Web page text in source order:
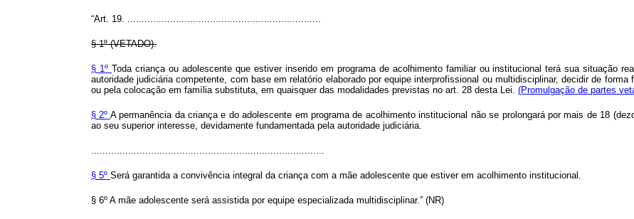
“Art. 19. ....................................................................
§ 1º (VETADO).
§ 1º Toda criança ou adolescente que estiver inserido em programa de acolhimento familiar ou institucional terá sua situação
autoridade judiciária competente, com base em relatório elaborado por equipe interprofissional ou multidisciplinar, decidir de
ou pela colocação em família substituta, em quaisquer das modalidades previstas no art. 28 desta Lei. (Promulgação de partes
§ 2º A permanência da criança e do adolescente em programa de acolhimento institucional não se prolongará por mais de 18
ao seu superior interesse, devidamente fundamentada pela autoridade judiciária.
..................................................................................
§ 5º Será garantida a convivência integral da criança com a mãe adolescente que estiver em acolhimento institucional.
§ 6º A mãe adolescente será assistida por equipe especializada multidisciplinar.” (NR)